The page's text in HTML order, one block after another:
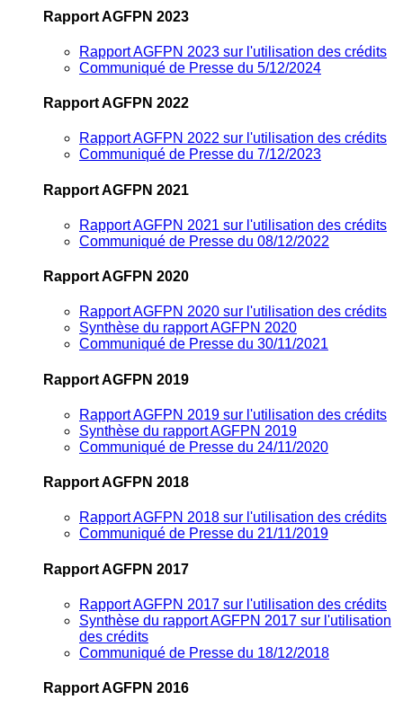
Rapport AGFPN 2023
Rapport AGFPN 2023 sur l'utilisation des crédits
Communiqué de Presse du 5/12/2024
Rapport AGFPN 2022
Rapport AGFPN 2022 sur l'utilisation des crédits
Communiqué de Presse du 7/12/2023
Rapport AGFPN 2021
Rapport AGFPN 2021 sur l'utilisation des crédits
Communiqué de Presse du 08/12/2022
Rapport AGFPN 2020
Rapport AGFPN 2020 sur l'utilisation des crédits
Synthèse du rapport AGFPN 2020
Communiqué de Presse du 30/11/2021
Rapport AGFPN 2019
Rapport AGFPN 2019 sur l'utilisation des crédits
Synthèse du rapport AGFPN 2019
Communiqué de Presse du 24/11/2020
Rapport AGFPN 2018
Rapport AGFPN 2018 sur l'utilisation des crédits
Communiqué de Presse du 21/11/2019
Rapport AGFPN 2017
Rapport AGFPN 2017 sur l'utilisation des crédits
Synthèse du rapport AGFPN 2017 sur l'utilisation
des crédits
Communiqué de Presse du 18/12/2018
Rapport AGFPN 2016